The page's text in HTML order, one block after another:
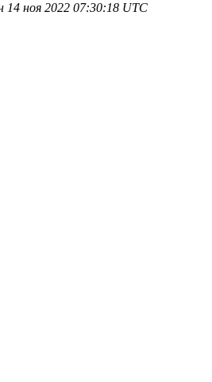
14 ноя 2022 07:30:18 UTC